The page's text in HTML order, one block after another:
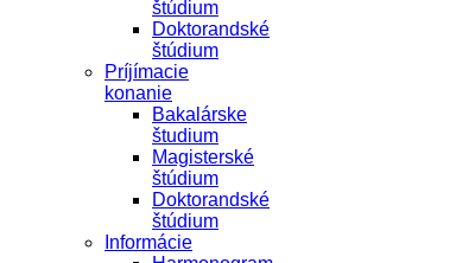
štúdium
Doktorandské
štúdium
Príjímacie
konanie
Bakalárske
študium
Magisterské
štúdium
Doktorandské
štúdium
Informácie